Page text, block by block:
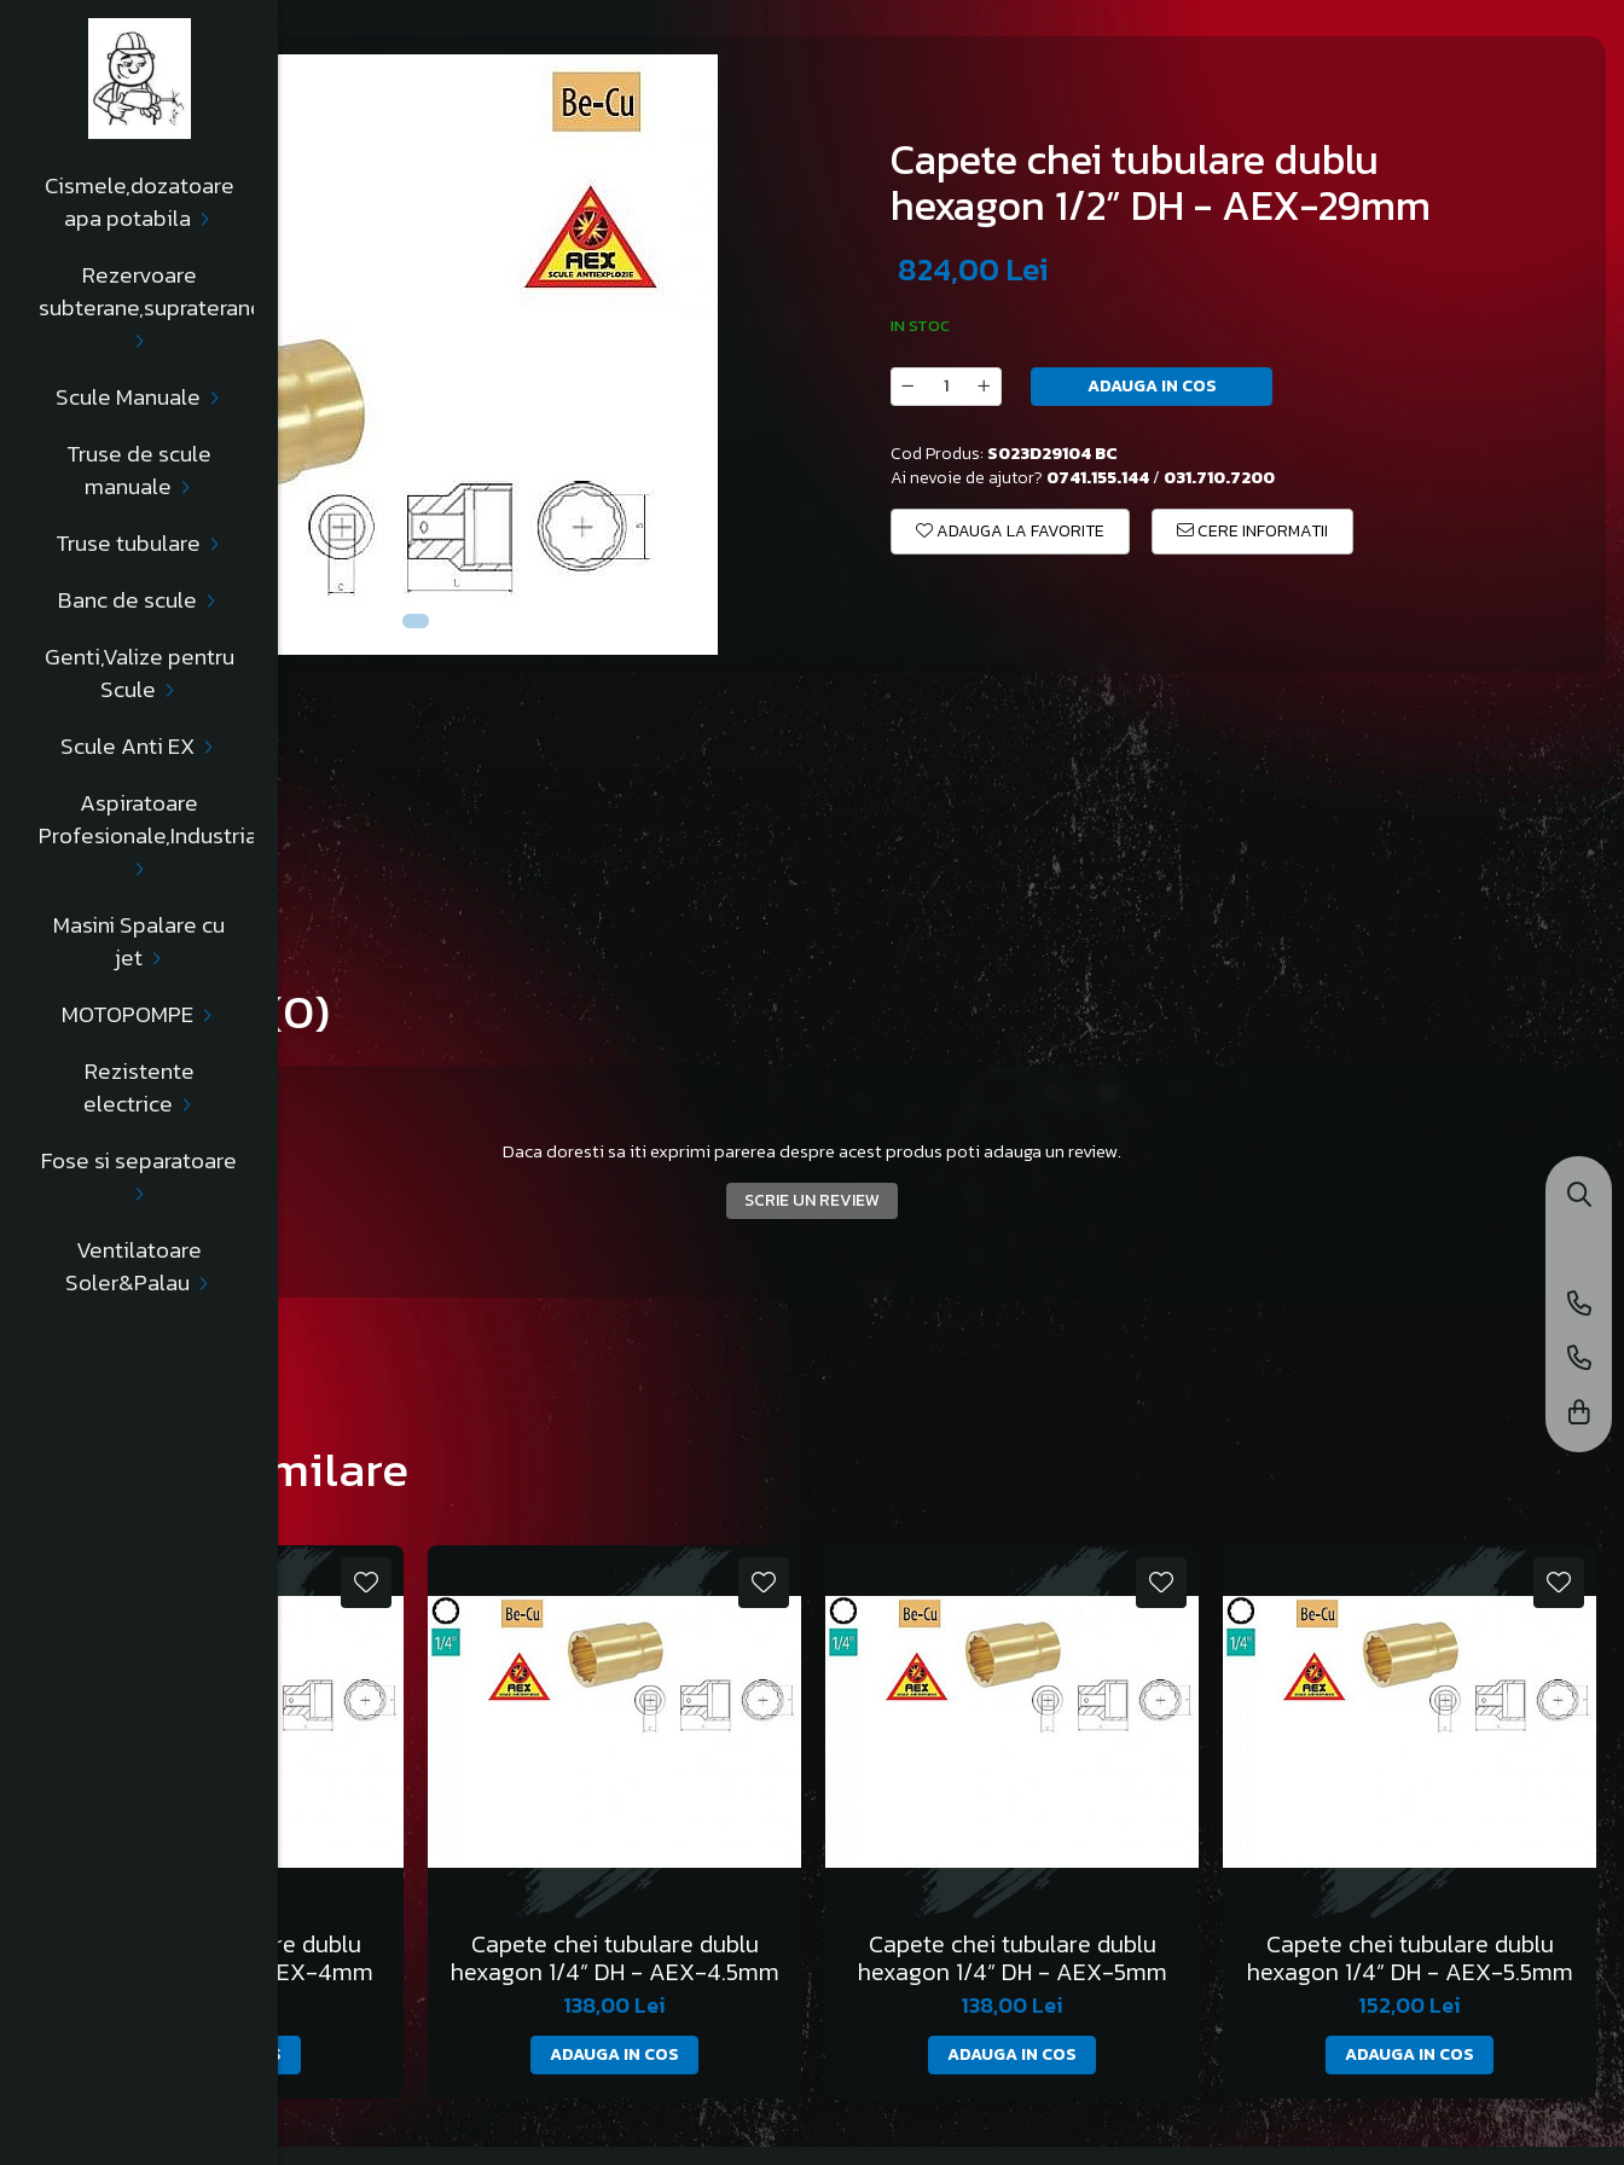
Cismele,dozatoare
apa potabila
Rezervoare
subterane,supraterane
Scule Manuale
Truse de scule
manuale
Truse tubulare
Banc de scule
Genti,Valize pentru
Scule
Scule Anti EX
Aspiratoare
Profesionale,Industriale
Masini Spalare cu
jet
MOTOPOMPE
Rezistente
electrice
Fose si separatoare
Ventilatoare
Soler&Palau
Capete chei tubulare dublu
hexagon 1/2” DH - AEX-29mm
824,00 Lei
IN STOC
ADAUGA IN COS
Cod Produs: S023D29104 BC
Ai nevoie de ajutor? 0741.155.144/ 031.710.7200
ADAUGA LA FAVORITE CERE INFORMATII
Descriere
L=46mm
Informatii conformitate produs
Review-uri (0)
Daca doresti sa iti exprimi parerea despre acest produs poti adauga un review.
SCRIE UN REVIEW
Produse similare
Capete chei tubulare dublu
hexagon 1/4” DH - AEX-4mm
ADAUGA IN COS
Capete chei tubulare dublu
hexagon 1/4” DH - AEX-4.5mm
138,00 Lei
ADAUGA IN COS
Capete chei tubulare dublu
hexagon 1/4” DH - AEX-5mm
138,00 Lei
ADAUGA IN COS
Capete chei tubulare dublu
hexagon 1/4” DH - AEX-5.5mm
152,00 Lei
ADAUGA IN COS